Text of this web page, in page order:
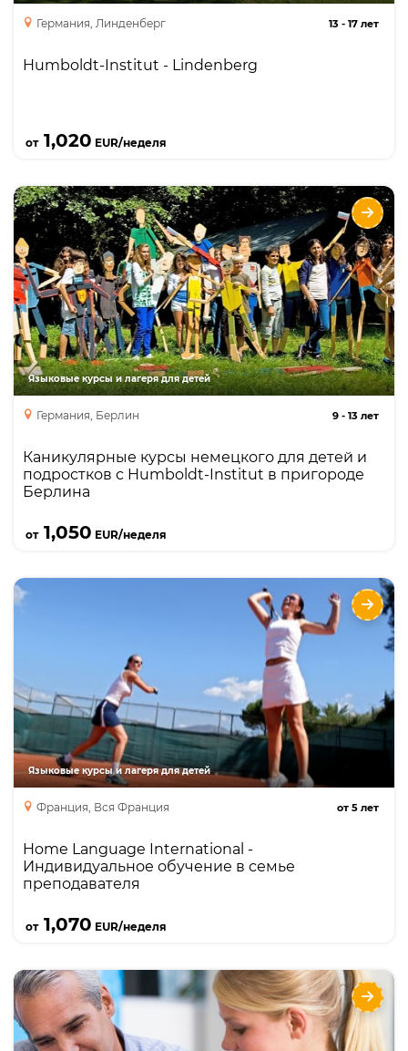
13 - 17 лет
Германия, Линденберг
Humboldt-Institut - Lindenberg
от1,020 EUR/неделя
Языковые курсы и лагеря для детей
9 - 13 лет
Германия, Берлин
Каникулярные курсы немецкого для детей и
подростков с Humboldt-Institut в пригороде
Берлина
от1,050 EUR/неделя
Каникулярные курсы немецкого для детей и
подростков с Humboldt-Institut в пригороде
Берлина
Описание
Курсы
Языки
Опции
Возможности для занятий искусством, греблей
и парусным спортом, интенсивный курс языка
Языковые курсы и лагеря для детей
от 5 лет
Франция, Вся Франция
Home Language International -
Индивидуальное обучение в семье
преподавателя
от1,070 EUR/неделя
Home Language International -
Индивидуальное обучение в семье
преподавателя
Курсы
Языки
Индивидуальное изучение языка в семье
преподавателя, английский или французский
Home Language International -
Индивидуальное обучение в семье
преподавателя